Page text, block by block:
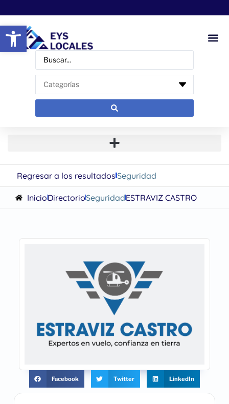
Abrir barra de herramientas
Regresar a los resultadosSeguridad
InicioDirectorioSeguridadESTRAVIZ CASTRO
Facebook Twitter LinkedIn